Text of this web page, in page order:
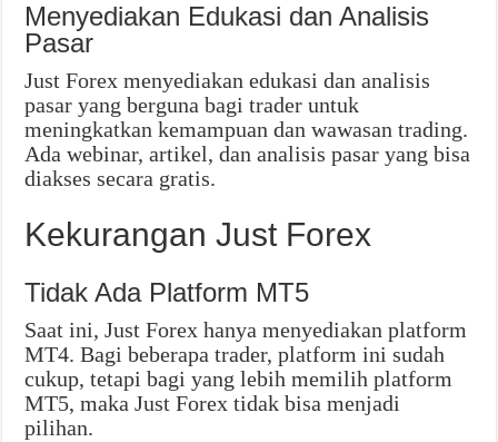
Menyediakan Edukasi dan Analisis
Pasar
Just Forex menyediakan edukasi dan analisis
pasar yang berguna bagi trader untuk
meningkatkan kemampuan dan wawasan trading.
Ada webinar, artikel, dan analisis pasar yang bisa
diakses secara gratis.
Kekurangan Just Forex
Tidak Ada Platform MT5
Saat ini, Just Forex hanya menyediakan platform
MT4. Bagi beberapa trader, platform ini sudah
cukup, tetapi bagi yang lebih memilih platform
MT5, maka Just Forex tidak bisa menjadi
pilihan.